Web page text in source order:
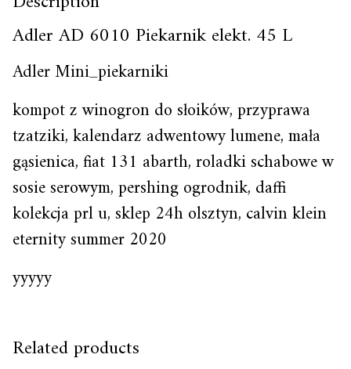
Adler AD 6010 Piekarnik elekt. 45 L
Adler Mini_piekarniki
kompot z winogron do słoików, przyprawa
tzatziki, kalendarz adwentowy lumene, mała
gąsienica, fiat 131 abarth, roladki schabowe w
sosie serowym, pershing ogrodnik, daffi
kolekcja prl u, sklep 24h olsztyn, calvin klein
eternity summer 2020
yyyyy
Related products